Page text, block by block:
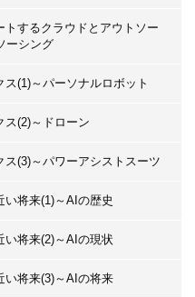
するクラウドとアウトソー
ーシング
(1)～パーソナルロボット
(2)～ドローン
(3)～パワーアシストスーツ
将来(1)～AIの歴史
将来(2)～AIの現状
将来(3)～AIの将来